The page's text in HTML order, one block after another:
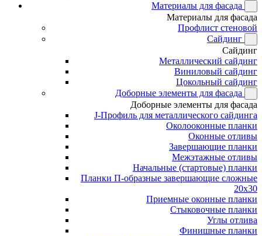
Материалы для фасада
Материалы для фасада
Профлист стеновой
Сайдинг
Сайдинг
Металлический сайдинг
Виниловый сайдинг
Цокольный сайдинг
Доборные элементы для фасада
Доборные элементы для фасада
J-Профиль для металлического сайдинга
Околооконные планки
Оконные отливы
Завершающие планки
Межэтажные отливы
Начальные (стартовые) планки
Планки П-образные завершающие сложные
20x30
Приемные оконные планки
Стыковочные планки
Углы отлива
Финишные планки